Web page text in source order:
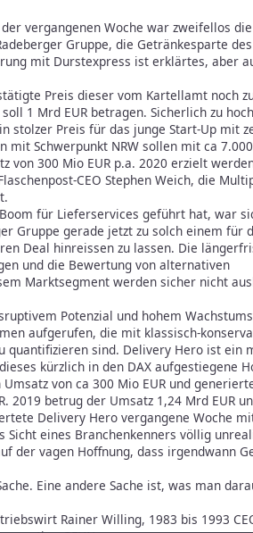
vergangenen Woche war zweifellos
Gruppe, die Getränkesparte
mit Durstexpress ist erklärtes, aber
Preis dieser vom Kartellamt noch
1 Mrd EUR betragen. Sicherlich zu
stolzer Preis für das junge Start-Up mit
mit Schwerpunkt NRW sollen mit ca 7.000
von 300 Mio EUR p.a. 2020 erzielt
CEO Stephen Weich, die
für Lieferservices geführt hat, war
Gruppe gerade jetzt zu solch einem für
Deal hinreissen zu lassen. Die
und die Bewertung von alternativen
Marktsegment werden sicher nicht
Potenzial und hohem
aufgerufen, die mit klassisch-
quantifizieren sind. Delivery Hero ist ein
kürzlich in den DAX aufgestiegene
von ca 300 Mio EUR und
2019 betrug der Umsatz 1,24 Mrd EUR
Delivery Hero vergangene Woche
Sicht eines Branchenkenners völlig
der vagen Hoffnung, dass irgendwann
Eine andere Sache ist, was man
Rainer Willing, 1983 bis 1993